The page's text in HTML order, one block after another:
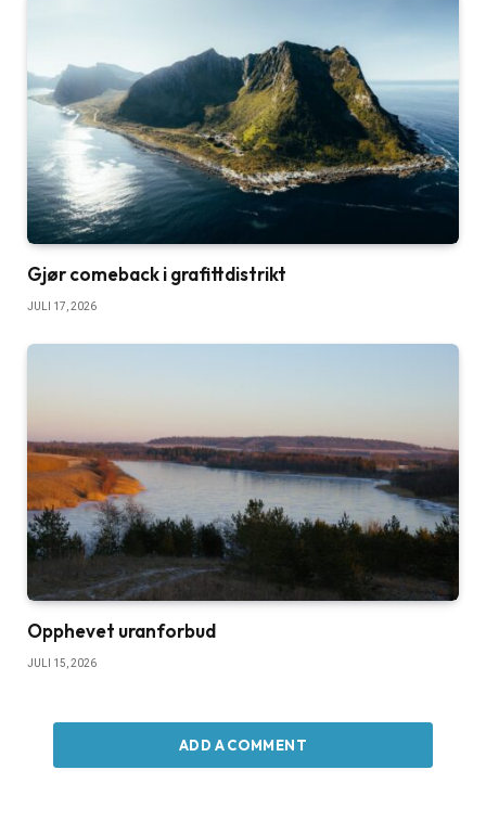
Gjør comeback i grafittdistrikt
JULI 17, 2026
Opphevet uranforbud
JULI 15, 2026
ADD A COMMENT